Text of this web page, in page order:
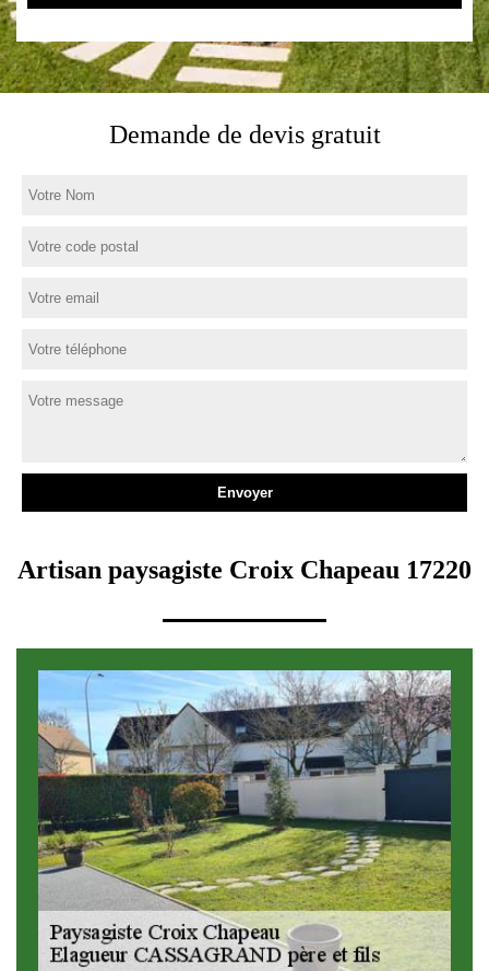
Demande de devis gratuit
Artisan paysagiste Croix Chapeau 17220